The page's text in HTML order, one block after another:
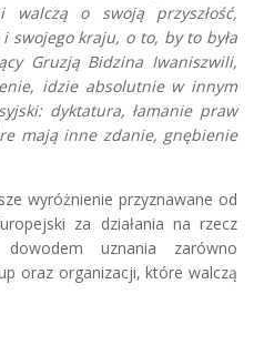
walczą o swoją przyszłość,
swojego kraju, o to, by to była
Gruzją Bidzina Iwaniszwili,
idzie absolutnie w innym
dyktatura, łamanie praw
mają inne zdanie, gnębienie
wyróżnienie przyznawane od
za działania na rzecz
uznania zarówno
oraz organizacji, które walczą